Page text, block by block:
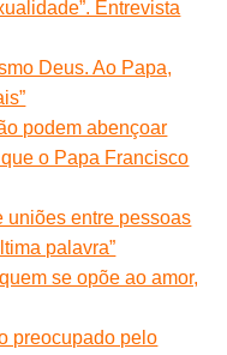
Entrevista
Deus. Ao Papa,
podem abençoar
o Papa Francisco
uniões entre pessoas
palavra”
se opõe ao amor,
preocupado pelo